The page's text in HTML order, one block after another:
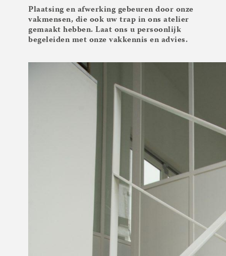
Plaatsing en afwerking gebeuren door onze
vakmensen, die ook uw trap in ons atelier
gemaakt hebben. Laat ons u persoonlijk
begeleiden met onze vakkennis en advies.